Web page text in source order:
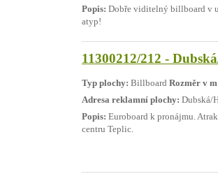
Popis: Dobře viditelný billboard v
atyp!
11300212/212 -
Typ plochy: Billboard Rozměr v
Adresa reklamní plochy: Dubská/
Popis: Euroboard k pronájmu.
centru Teplic.